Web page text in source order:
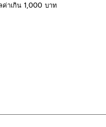
าเกิน 1,000 บาท